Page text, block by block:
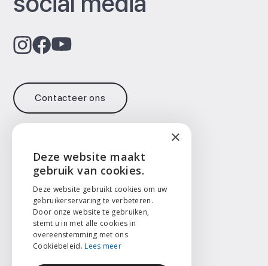
Contacteer ons
info@face2face.surgery
+32 471 73 14 65
Taal
English
Nederlands
ENGLISH
NEDERLANDS
FRANÇAIS
×
Deze website maakt
gebruik van cookies.
Deze website gebruikt cookies om uw
gebruikerservaring te verbeteren.
Door onze website te gebruiken,
stemt u in met alle cookies in
overeenstemming met ons
Cookiebeleid. Lees meer